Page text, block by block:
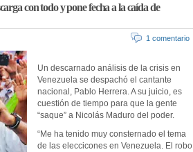
con todo y pone fecha a la caída de
1 comentario
Un descarnado análisis de la crisis en
Venezuela se despachó el cantante
nacional, Pablo Herrera. A su juicio, es
cuestión de tiempo para que la gente
“saque” a Nicolás Maduro del poder.
“Me ha tenido muy consternado el tema
de las eleccicones en Venezuela. El robo